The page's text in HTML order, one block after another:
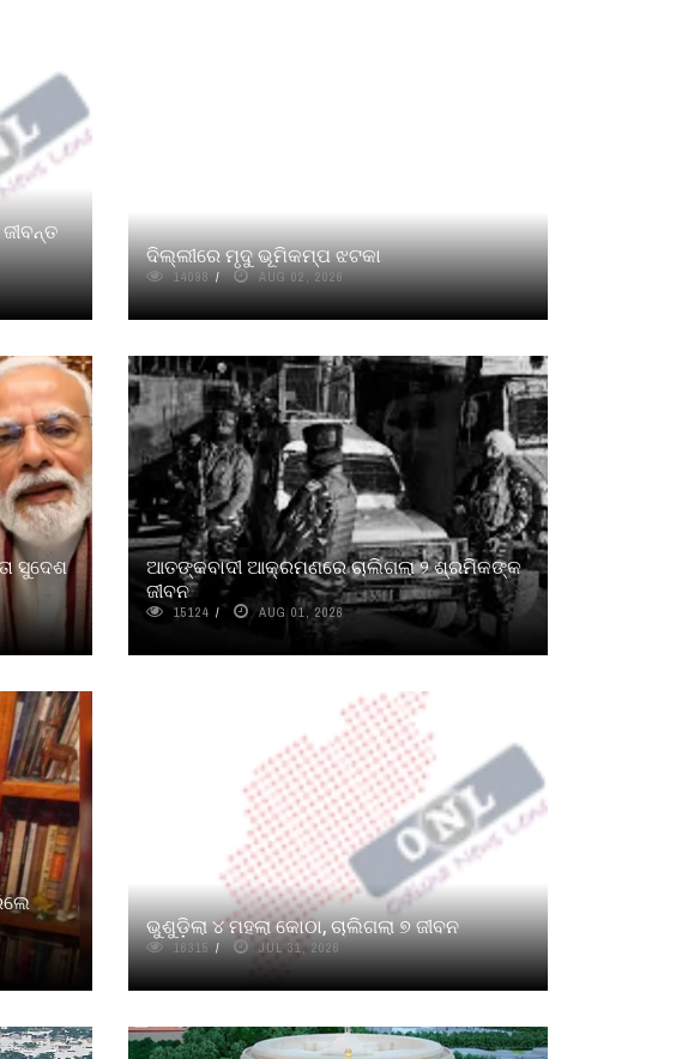
ଦିଲ୍ଲୀରେ ମୃଦୁ ଭୂମିକମ୍ପ ଝଟକା
14098 AUG 02, 2026
ସୁଦେଶ
ଆତଙ୍କବାଦୀ ଆକ୍ରମଣରେ ଚାଲିଗଲା ୨ ଶ୍ରମିକଙ୍କ
ଜୀବନ
15124 AUG 01, 2026
ଭୁଶୁଡ଼ିଲା ୪ ମହଲା କୋଠା, ଚାଲିଗଲା ୭ ଜୀବନ
16315 JUL 31, 2026